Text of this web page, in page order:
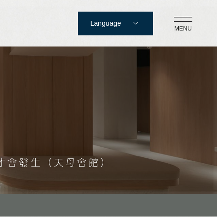
Language
MENU
購物車
發生（天母會館）